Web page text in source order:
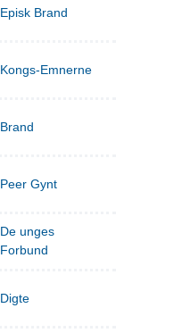
Episk Brand
Kongs-Emnerne
Brand
Peer Gynt
De unges
Forbund
Digte